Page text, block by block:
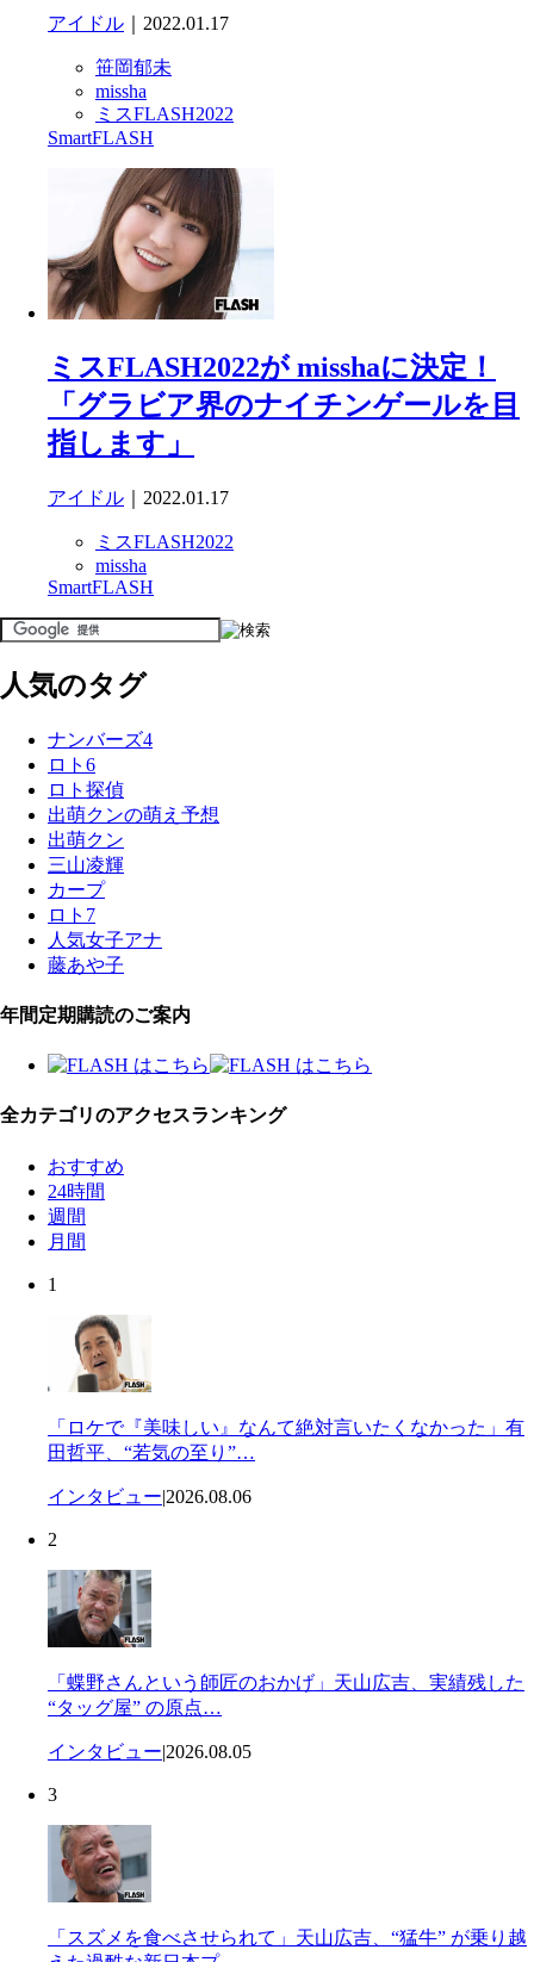
アイドル ｜2022.01.17
笹岡郁未
missha
ミスFLASH2022
SmartFLASH
ミスFLASH2022が misshaに決定！
「グラビア界のナイチンゲールを目
指します」
アイドル ｜2022.01.17
ミスFLASH2022
missha
SmartFLASH
人気のタグ
ナンバーズ4
ロト6
ロト探偵
出萌クンの萌え予想
出萌クン
三山凌輝
カープ
ロト7
人気女子アナ
藤あや子
年間定期購読のご案内
全カテゴリのアクセスランキング
おすすめ
24時間
週間
月間
1
「ロケで『美味しい』なんて絶対言いたくなかった」有
田哲平、“若気の至り”…
インタビュー|2026.08.06
2
「蝶野さんという師匠のおかげ」天山広吉、実績残した
“タッグ屋” の原点…
インタビュー|2026.08.05
3
「スズメを食べさせられて」天山広吉、“猛牛” が乗り越